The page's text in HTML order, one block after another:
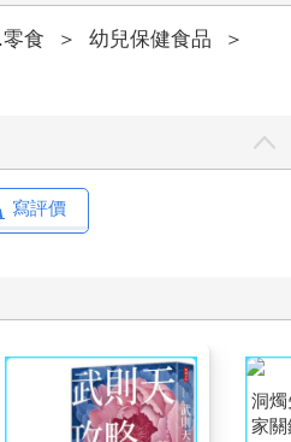
食 ＞ 幼兒保健食品
＞
寫評價